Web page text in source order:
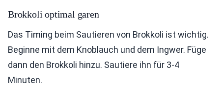
Brokkoli optimal garen
Das Timing beim Sautieren von Brokkoli ist wichtig.
Beginne mit dem Knoblauch und dem Ingwer. Füge
dann den Brokkoli hinzu. Sautiere ihn für 3-4
Minuten.